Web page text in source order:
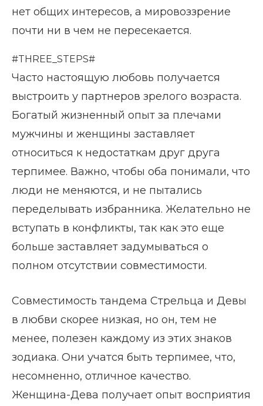
нет общих интересов, а мировоззрение
почти ни в чем не пересекается.
#THREE_STEPS#
Часто настоящую любовь получается
выстроить у партнеров зрелого возраста.
Богатый жизненный опыт за плечами
мужчины и женщины заставляет
относиться к недостаткам друг друга
терпимее. Важно, чтобы оба понимали, что
люди не меняются, и не пытались
переделывать избранника. Желательно не
вступать в конфликты, так как это еще
больше заставляет задумываться о
полном отсутствии совместимости.
Совместимость тандема Стрельца и Девы
в любви скорее низкая, но он, тем не
менее, полезен каждому из этих знаков
зодиака. Они учатся быть терпимее, что,
несомненно, отличное качество.
Женщина-Дева получает опыт восприятия